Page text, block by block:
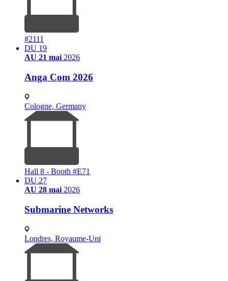
#2111
DU 19
AU 21 mai2026
Anga Com 2026
Cologne, Germany
Hall 8 - Booth #E71
DU 27
AU 28 mai2026
Submarine Networks
Londres, Royaume-Uni